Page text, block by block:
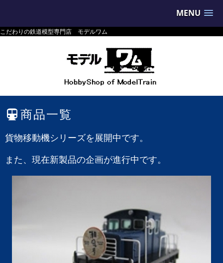
MENU
こだわりの鉄道模型専門店 モデルワム
商品一覧
貨物移動機シリーズを展開中です。
また、現在新製品の企画が進行中です。